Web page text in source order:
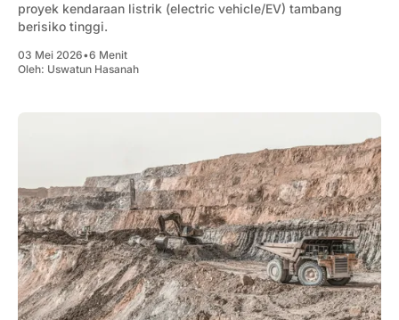
proyek kendaraan listrik (electric vehicle/EV) tambang
berisiko tinggi.
03 Mei 2026•6 Menit
Oleh: Uswatun Hasanah